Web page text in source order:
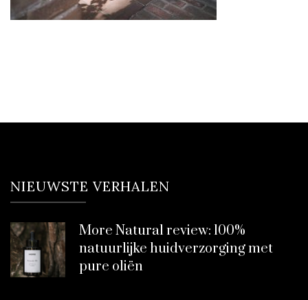
NIEUWSTE VERHALEN
More Natural review: 100%
natuurlijke huidverzorging met
pure oliën